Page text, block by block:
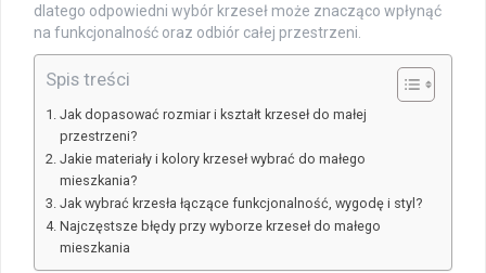
dlatego odpowiedni wybór krzeseł może znacząco wpłynąć
na funkcjonalność oraz odbiór całej przestrzeni.
Spis treści
Jak dopasować rozmiar i kształt krzeseł do małej
przestrzeni?
Jakie materiały i kolory krzeseł wybrać do małego
mieszkania?
Jak wybrać krzesła łączące funkcjonalność, wygodę i styl?
Najczęstsze błędy przy wyborze krzeseł do małego
mieszkania